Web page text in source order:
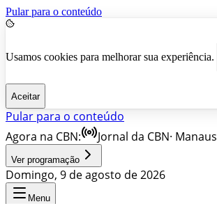
Pular para o conteúdo
Usamos cookies para melhorar sua experiência.
Aceitar
Pular para o conteúdo
Agora na CBN:
Jornal da CBN· Manaus
Ver programação
Domingo, 9 de agosto de 2026
Menu